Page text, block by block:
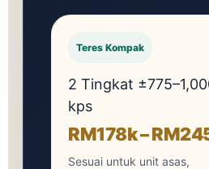
Teres Kompak
2 Tingkat
kps
RM178k –
Sesuai untuk unit asas,